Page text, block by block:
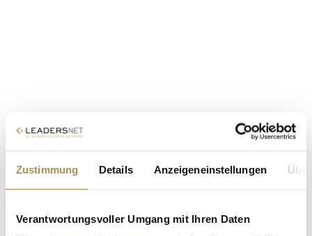
Zustimmung Details Anzeigeneinstellungen
Verantwortungsvoller Umgang mit Ihren Daten